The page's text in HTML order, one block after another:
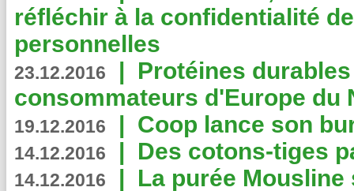
réfléchir à la confidentialité
personnelles
23.12.2016 | Protéines
consommateurs d'Europe du
19.12.2016 | Coop lance son
14.12.2016 | Des cotons-tiges
14.12.2016 | La purée